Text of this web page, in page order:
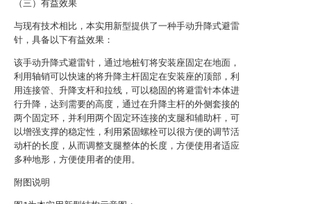
（三）有益效果
与现有技术相比，本实用新型提供了一种手动升降式避雷
针，具备以下有益效果：
该手动升降式避雷针，通过地桩钉将安装座固定在地面，
利用轴销可以快速的将升降主杆固定在安装座的顶部，利
用连接管、升降支杆和拉线，可以稳固的将避雷针本体进
行升降，达到需要的高度，通过在升降主杆的外侧套接的
两个固定环，并利用两个固定环连接的支腿和辅助杆，可
以增强支撑的稳定性，利用紧固螺栓可以很方便的调节活
动杆的长度，从而调整支腿整体的长度，方便使用者适应
多种地形，方便使用者的使用。
附图说明